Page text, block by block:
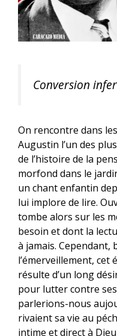
Conversion
On rencontre dans les
Augustin l’un des
de l’histoire de la
morfond dans le
un chant enfantin
lui implore de lire.
tombe alors sur les
besoin et dont la
à jamais. Cependant,
l’émerveillement, cet
résulte d’un long
pour lutter contre
parlerions-nous
rivaient sa vie au
intime et direct à